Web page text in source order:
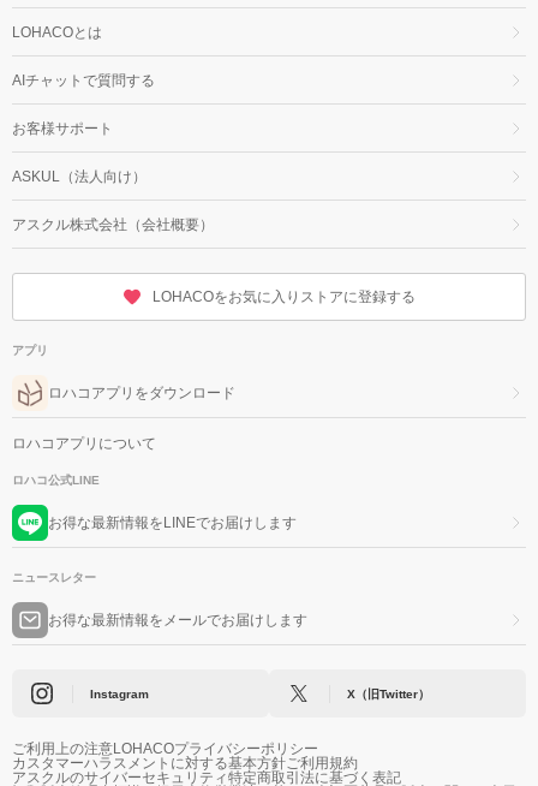
LOHACOとは
AIチャットで質問する
お客様サポート
ASKUL（法人向け）
アスクル株式会社（会社概要）
LOHACOをお気に入りストアに登録する
アプリ
ロハコアプリをダウンロード
ロハコアプリについて
ロハコ公式LINE
お得な最新情報をLINEでお届けします
ニュースレター
お得な最新情報をメールでお届けします
Instagram X（旧Twitter）
ご利用上の注意LOHACOプライバシーポリシー
カスタマーハラスメントに対する基本方針ご利用規約
アスクルのサイバーセキュリティ特定商取引法に基づく表記